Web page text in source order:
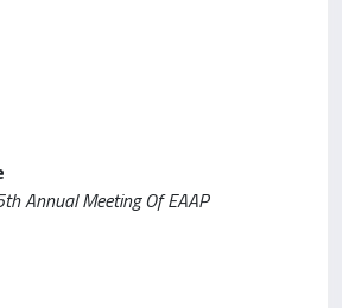
Annual Meeting Of EAAP